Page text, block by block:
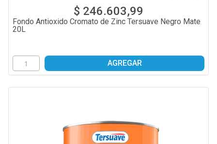
$ 246.603,99
Fondo Antioxido Cromato de Zinc Tersuave Negro Mate
20L
AGREGAR